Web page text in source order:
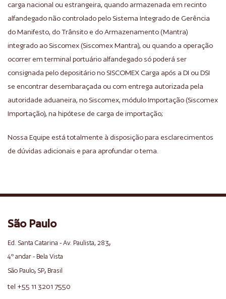
carga nacional ou estrangeira, quando armazenada em recinto
alfandegado não controlado pelo Sistema Integrado de Gerência
do Manifesto, do Trânsito e do Armazenamento (Mantra)
integrado ao Siscomex (Siscomex Mantra), ou quando a operação
ocorrer em terminal portuário alfandegado só poderá ser
consignada pelo depositário no SISCOMEX Carga após a DI ou DSI
se encontrar desembaraçada ou com entrega autorizada pela
autoridade aduaneira, no Siscomex, módulo Importação (Siscomex
Importação), na hipótese de carga de importação;
Nossa Equipe está totalmente à disposição para esclarecimentos
de dúvidas adicionais e para aprofundar o tema.
São Paulo
Ed. Santa Catarina - Av. Paulista, 283,
4º andar - Bela Vista
São Paulo, SP, Brasil
tel +55 11 3201 7550